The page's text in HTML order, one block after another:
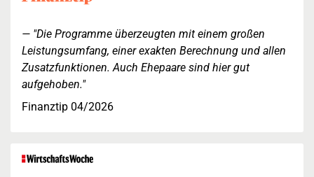
"Die Programme überzeugten mit einem großen
Leistungsumfang, einer exakten Berechnung und allen
Zusatzfunktionen. Auch Ehepaare sind hier gut
aufgehoben."
Finanztip 04/2026